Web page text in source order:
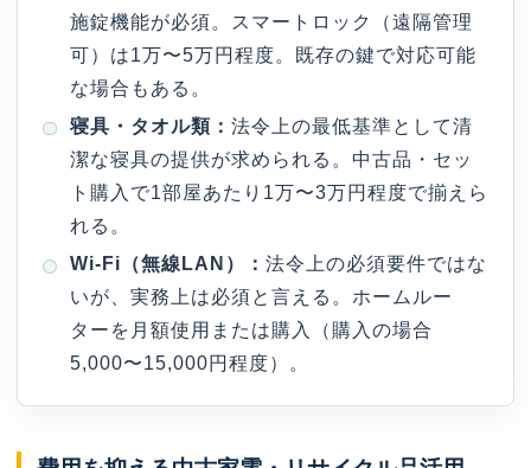
施錠機能が必須。スマートロック（遠隔管理
可）は1万〜5万円程度。既存の鍵で対応可能
な場合もある。
寝具・タオル類：法令上の最低基準として清
潔な寝具の提供が求められる。中古品・セッ
ト購入で1部屋あたり1万〜3万円程度で揃えら
れる。
Wi-Fi（無線LAN）：法令上の必須要件ではな
いが、実務上は必須と言える。ホームルー
ターを月額使用または購入（購入の場合
5,000〜15,000円程度）。